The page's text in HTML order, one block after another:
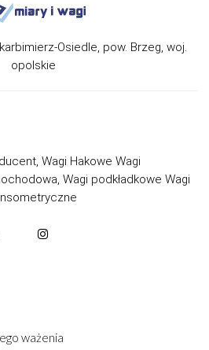
Osiedle, pow. Brzeg, woj.
opolskie
Wagi Hakowe Wagi
Wagi podkładkowe Wagi
ważenia